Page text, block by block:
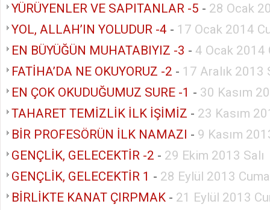
YÜRÜYENLER VE SAPITANLAR -5 - 28 Ocak
YOL, ALLAH’IN YOLUDUR -4 - 17 Ocak 2014
EN BÜYÜĞÜN MUHATABIYIZ -3 - 4 Ocak 2014
FATİHA’DA NE OKUYORUZ -2 - 17 Aralık 2013
EN ÇOK OKUDUĞUMUZ SURE -1 - 30 Kasım
TAHARET TEMİZLİK İLK İŞİMİZ - 23 Kasım
BİR PROFESÖRÜN İLK NAMAZI - 9 Kasım
GENÇLİK, GELECEKTİR -2 - 29 Ekim 2013 Salı
GENÇLİK, GELECEKTİR 1 - 28 Eylül 2013
BİRLİKTE KANAT ÇIRPMAK - 21 Eylül 2013